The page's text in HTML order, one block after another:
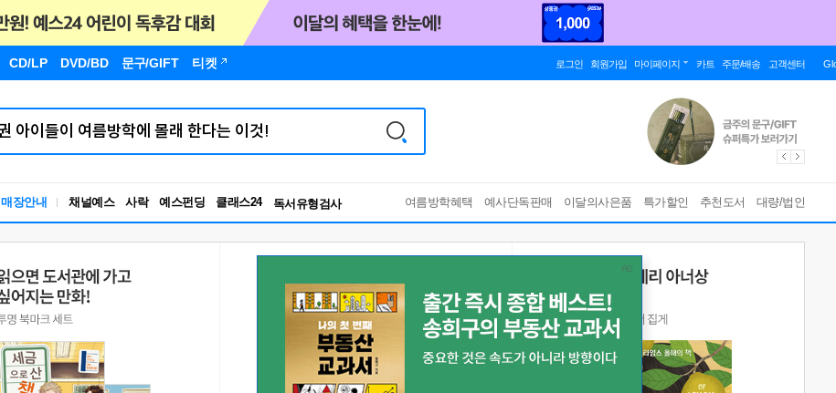
CD/LP DVD/BD 문구/GIFT 티켓 로그인 회원가입 마이페이지 카트 주문/배송 고객센터
매장안내 채널예스 사락 예스펀딩 클래스24
독서유형검사
RBTI Lab
독서유형검사
여름방학혜택 예사단독판매 이달의사은품 특가할인 추천도서 대량/법인